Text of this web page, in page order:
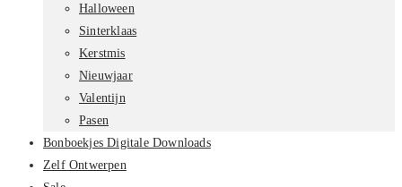
Halloween
Sinterklaas
Kerstmis
Nieuwjaar
Valentijn
Pasen
Bonboekjes Digitale Downloads
Zelf Ontwerpen